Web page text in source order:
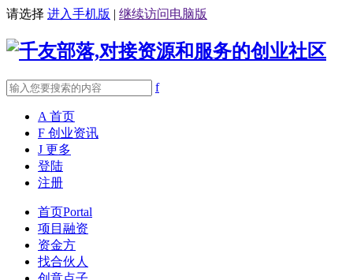
请选择 进入手机版 | 继续访问电脑版
f
A 首页
F 创业资讯
J 更多
登陆
注册
首页Portal
项目融资
资金方
找合伙人